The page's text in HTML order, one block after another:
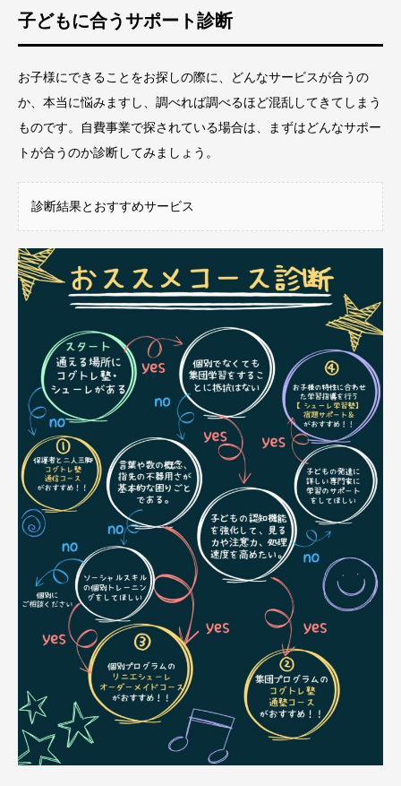
子どもに合うサポート診断
お子様にできることをお探しの際に、どんなサービスが合うの
か、本当に悩みますし、調べれば調べるほど混乱してきてしまう
ものです。自費事業で探されている場合は、まずはどんなサポー
トが合うのか診断してみましょう。
診断結果とおすすめサービス